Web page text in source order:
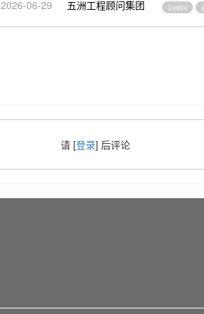
2026-06-29 五洲工程顾问集团 五洲顾问
请 [登录] 后评论